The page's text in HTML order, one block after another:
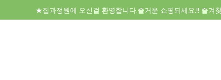
★집과정원에 오신걸 환영합니다.즐거운 쇼핑되세요.!! 즐겨